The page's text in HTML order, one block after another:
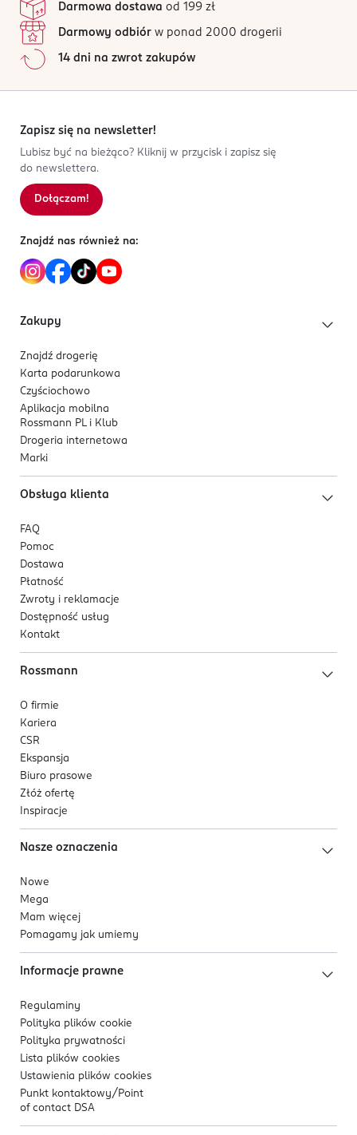
Darmowa dostawa od 199 zł
Darmowy odbiór w ponad 2000 drogerii
14 dni na zwrot zakupów
Zapisz się na newsletter!
Lubisz być na bieżąco? Kliknij w przycisk i zapisz się
do newslettera.
Dołączam!
Znajdź nas również na:
Zakupy
Znajdź drogerię
Karta podarunkowa
Czyściochowo
Aplikacja mobilna
Rossmann PL i Klub
Drogeria internetowa
Marki
Obsługa klienta
FAQ
Pomoc
Dostawa
Płatność
Zwroty i reklamacje
Dostępność usług
Kontakt
Rossmann
O firmie
Kariera
CSR
Ekspansja
Biuro prasowe
Złóż ofertę
Inspiracje
Nasze oznaczenia
Nowe
Mega
Mam więcej
Pomagamy jak umiemy
Informacje prawne
Regulaminy
Polityka plików cookie
Polityka prywatności
Lista plików cookies
Ustawienia plików cookies
Punkt kontaktowy/ Point
of contact DSA